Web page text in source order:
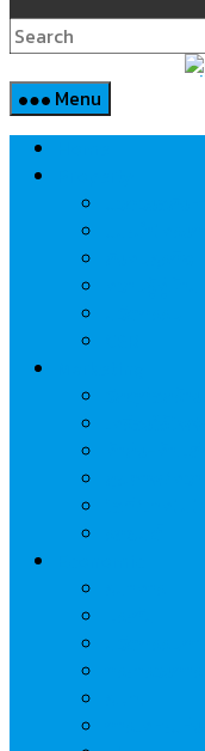
Menu